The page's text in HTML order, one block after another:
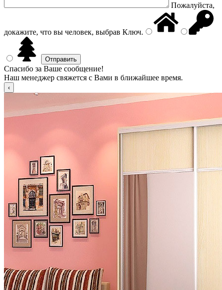
Пожалуйста,
докажите, что вы человек, выбрав Ключ.
Спасибо за Ваше сообщение!
Наш менеджер свяжется с Вами в ближайшее время.